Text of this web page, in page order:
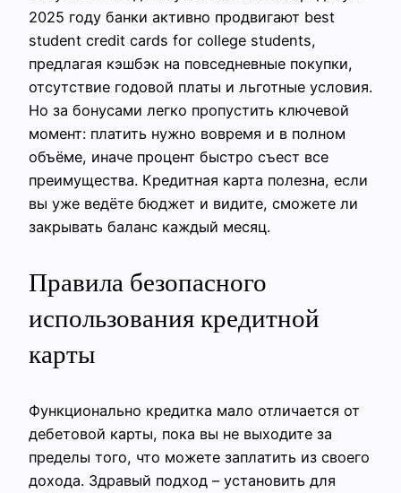
2025 году банки активно продвигают best
student credit cards for college students,
предлагая кэшбэк на повседневные покупки,
отсутствие годовой платы и льготные условия.
Но за бонусами легко пропустить ключевой
момент: платить нужно вовремя и в полном
объёме, иначе процент быстро съест все
преимущества. Кредитная карта полезна, если
вы уже ведёте бюджет и видите, сможете ли
закрывать баланс каждый месяц.
Правила безопасного
использования кредитной
карты
Функционально кредитка мало отличается от
дебетовой карты, пока вы не выходите за
пределы того, что можете заплатить из своего
дохода. Здравый подход – установить для